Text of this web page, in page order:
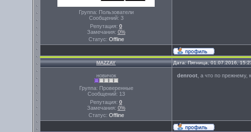
Группа: Пользователи
Сообщений: 3
Репутация: 0
Замечания: 0%
Статус: Offline
MAZZAY Дата: Пятница, 01.07.2016,
новичок
Группа: Проверенные
Сообщений: 13
Репутация: 0
Замечания: 0%
Статус: Offline
denroot , а что по прежнему,